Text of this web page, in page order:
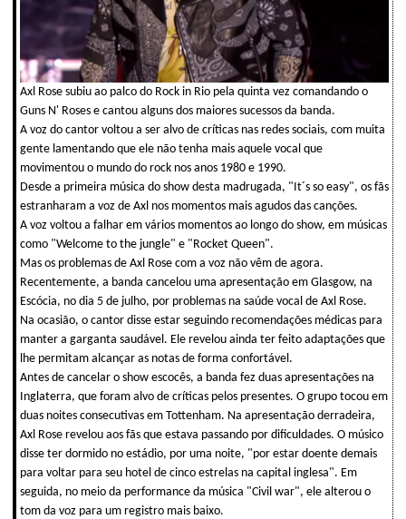
Axl Rose subiu ao palco do Rock in Rio pela quinta vez comandando o
Guns N' Roses e cantou alguns dos maiores sucessos da banda.
A voz do cantor voltou a ser alvo de críticas nas redes sociais, com muita
gente lamentando que ele não tenha mais aquele vocal que
movimentou o mundo do rock nos anos 1980 e 1990.
Desde a primeira música do show desta madrugada, "It´s so easy", os fãs
estranharam a voz de Axl nos momentos mais agudos das canções.
A voz voltou a falhar em vários momentos ao longo do show, em músicas
como "Welcome to the jungle" e "Rocket Queen".
Mas os problemas de Axl Rose com a voz não vêm de agora.
Recentemente, a banda cancelou uma apresentação em Glasgow, na
Escócia, no dia 5 de julho, por problemas na saúde vocal de Axl Rose.
Na ocasião, o cantor disse estar seguindo recomendações médicas para
manter a garganta saudável. Ele revelou ainda ter feito adaptações que
lhe permitam alcançar as notas de forma confortável.
Antes de cancelar o show escocês, a banda fez duas apresentações na
Inglaterra, que foram alvo de críticas pelos presentes. O grupo tocou em
duas noites consecutivas em Tottenham. Na apresentação derradeira,
Axl Rose revelou aos fãs que estava passando por dificuldades. O músico
disse ter dormido no estádio, por uma noite, "por estar doente demais
para voltar para seu hotel de cinco estrelas na capital inglesa". Em
seguida, no meio da performance da música "Civil war", ele alterou o
tom da voz para um registro mais baixo.